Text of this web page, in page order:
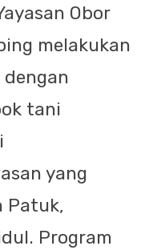
Obor
melakukan
tani
yang
Patuk,
Program